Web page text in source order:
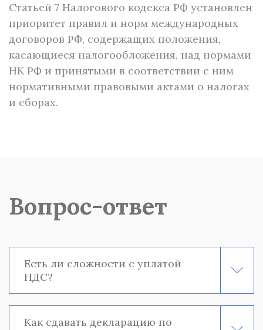
Статьей 7 Налогового кодекса РФ установлен
приоритет правил и норм международных
договоров РФ, содержащих положения,
касающиеся налогообложения, над нормами
НК РФ и принятыми в соответствии с ним
нормативными правовыми актами о налогах
и сборах.
Вопрос-ответ
Есть ли сложности с уплатой
НДС?
Как сдавать декларацию по